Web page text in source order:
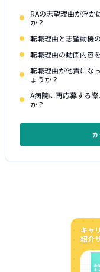
RAの志望理由が浮か
か？
転職理由と志望動機
転職理由の動画内容
転職理由が他責にな
ょうか？
A病院に再応募する
か？
キャ
紹介